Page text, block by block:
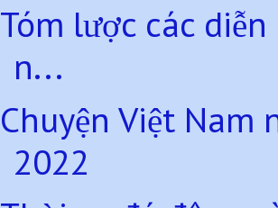
Tóm lược các
n...
Chuyện Việt Nam
2022